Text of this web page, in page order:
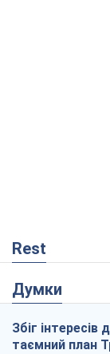
Rest
Думки
Збіг інтересів
таємний план